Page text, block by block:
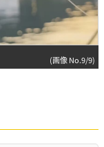
(画像 No.9/9)